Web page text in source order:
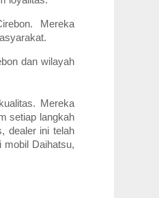
Mereka
dan wilayah
Mereka
setiap langkah
dealer ini telah
mobil Daihatsu,